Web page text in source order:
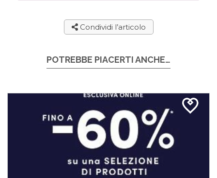
Condividi l’articolo
POTREBBE PIACERTI ANCHE…